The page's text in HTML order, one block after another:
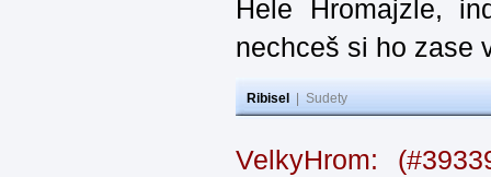
Hele Hromajzle,
nechceš si ho zase
Ribisel Sudety
VelkyHrom: